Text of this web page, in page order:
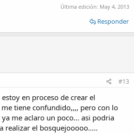
Última edición: May 4, 2013
Responder
#13
en proceso de crear el
tiene confundido,,,, pero con lo
me aclaro un poco... asi podria
realizar el bosquejooooo.....